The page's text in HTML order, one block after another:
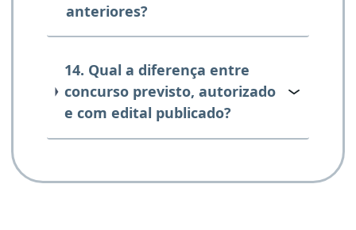
anteriores?
14. Qual a diferença entre
concurso previsto, autorizado
e com edital publicado?